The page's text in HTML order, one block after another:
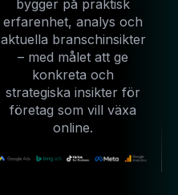
bygger på praktisk
erfarenhet, analys och
aktuella branschinsikter
– med målet att ge
konkreta och
strategiska insikter för
företag som vill växa
online.